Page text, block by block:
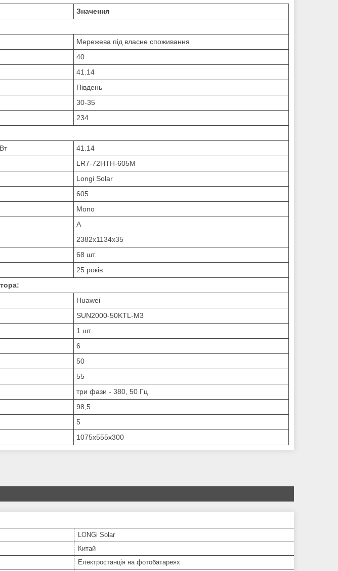
Значення
Мережева під власне споживання
40
41.14
Південь
30-35
234
41.14
LR7-72HTH-605M
Longi Solar
605
Mono
A
2382х1134х35
68 шт.
25 років
Huawei
SUN2000-50KTL-M3
1 шт.
6
50
55
три фази - 380, 50 Гц
98,5
5
1075x555x300
LONGi Solar
Китай
Електростанція на фотобатареях